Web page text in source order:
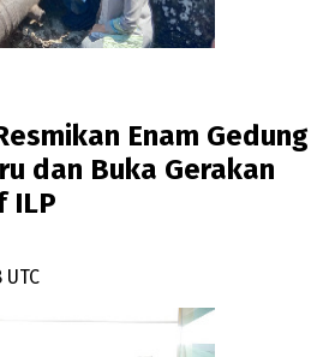
Enam Gedung
dan Buka Gerakan
ILP